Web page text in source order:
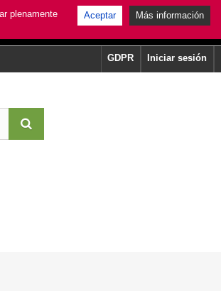
plenamente
Aceptar Más información
Iniciar sesión
GDPR